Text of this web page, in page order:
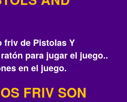
friv de Pistolas Y
para jugar el juego..
en el juego.
FRIV SON